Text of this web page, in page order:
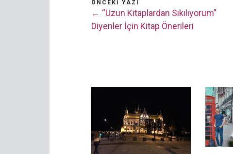
ÖNCEKI YAZI
← “Uzun Kitaplardan Sıkılıyorum”
Diyenler İçin Kitap Önerileri